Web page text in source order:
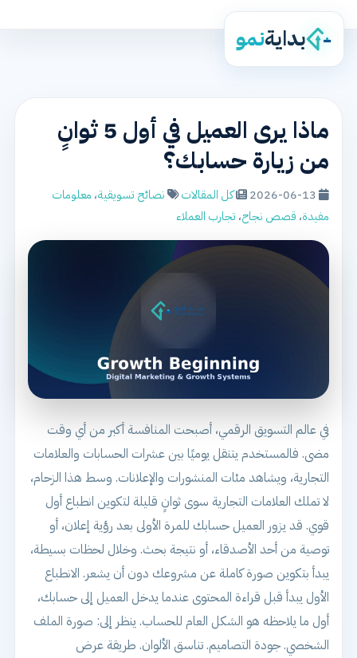
بدايةنمو
ماذا يرى العميل في أول 5 ثوانٍ
من زيارة حسابك؟
2026-06-13 كل المقالات نصائح تسويقية، معلومات
مفيدة، قصص نجاح، تجارب العملاء
في عالم التسويق الرقمي، أصبحت المنافسة أكبر من أي وقت
مضى. فالمستخدم يتنقل يوميًا بين عشرات الحسابات والعلامات
التجارية، ويشاهد مئات المنشورات والإعلانات. وسط هذا الزحام،
لا تملك العلامات التجارية سوى ثوانٍ قليلة لتكوين انطباع أول
قوي. قد يزور العميل حسابك للمرة الأولى بعد رؤية إعلان، أو
توصية من أحد الأصدقاء، أو نتيجة بحث. وخلال لحظات بسيطة،
يبدأ بتكوين صورة كاملة عن مشروعك دون أن يشعر. الانطباع
الأول يبدأ قبل قراءة المحتوى عندما يدخل العميل إلى حسابك،
أول ما يلاحظه هو الشكل العام للحساب. ينظر إلى: صورة الملف
الشخصي. جودة التصاميم. تناسق الألوان. طريقة عرض